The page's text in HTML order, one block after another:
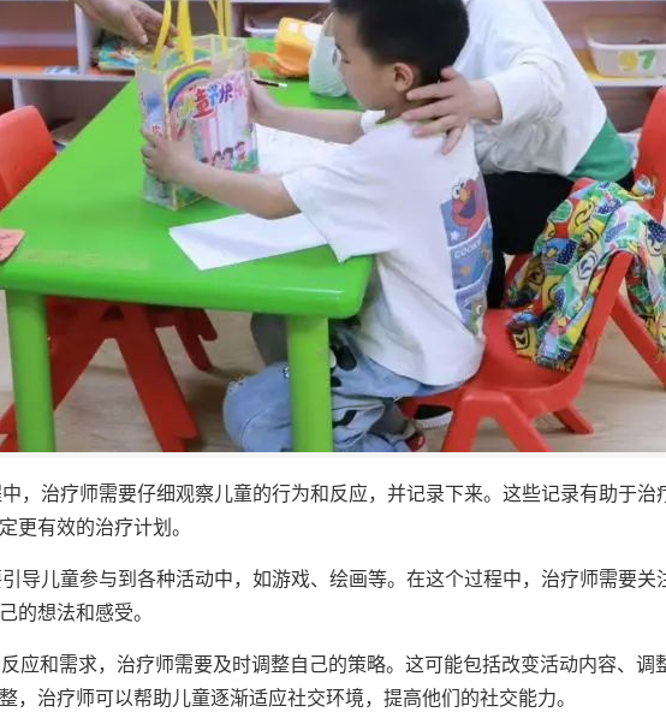
，治疗师需要仔细观察儿童的行为和反应，并记录下来。这些记录有助于治
更有效的治疗计划。
导儿童参与到各种活动中，如游戏、绘画等。在这个过程中，治疗师需要关
的想法和感受。
应和需求，治疗师需要及时调整自己的策略。这可能包括改变活动内容、调
，治疗师可以帮助儿童逐渐适应社交环境，提高他们的社交能力。